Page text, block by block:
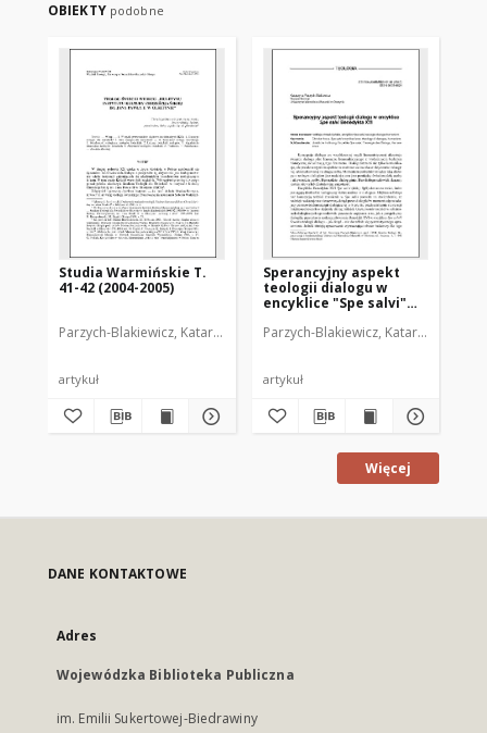
OBIEKTY podobne
Studia Warmińskie T.
41-42 (2004-2005)
Parzych-Blakiewicz, Katarzyna (1968- )
artykuł
Sperancyjny aspekt
teologii dialogu w
encyklice "Spe salvi"
Parzych-Blakiewicz, Katarzyna
artykuł
Więcej
DANE KONTAKTOWE
Adres
Wojewódzka Biblioteka Publiczna
im. Emilii Sukertowej-Biedrawiny